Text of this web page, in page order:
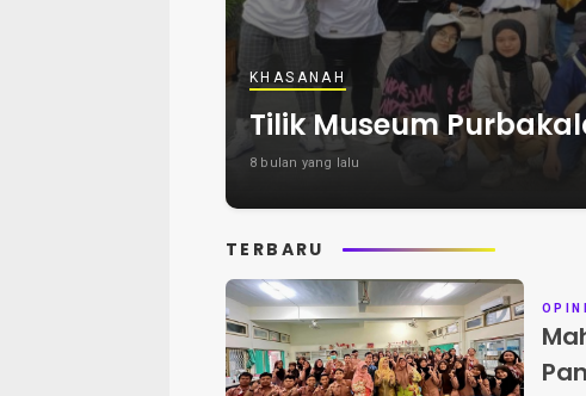
KHASANAH
Tilik Museum
8 bulan yang lalu
TERBARU
OPINI